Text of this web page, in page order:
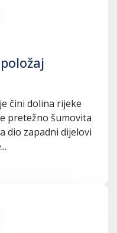
čini dolina rijeke
pretežno šumovita
dio zapadni dijelovi